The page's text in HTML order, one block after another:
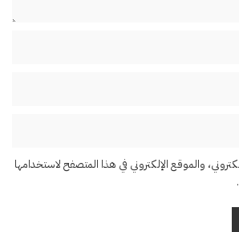
والموقع الإلكتروني في هذا المتصفح لاستخدامها